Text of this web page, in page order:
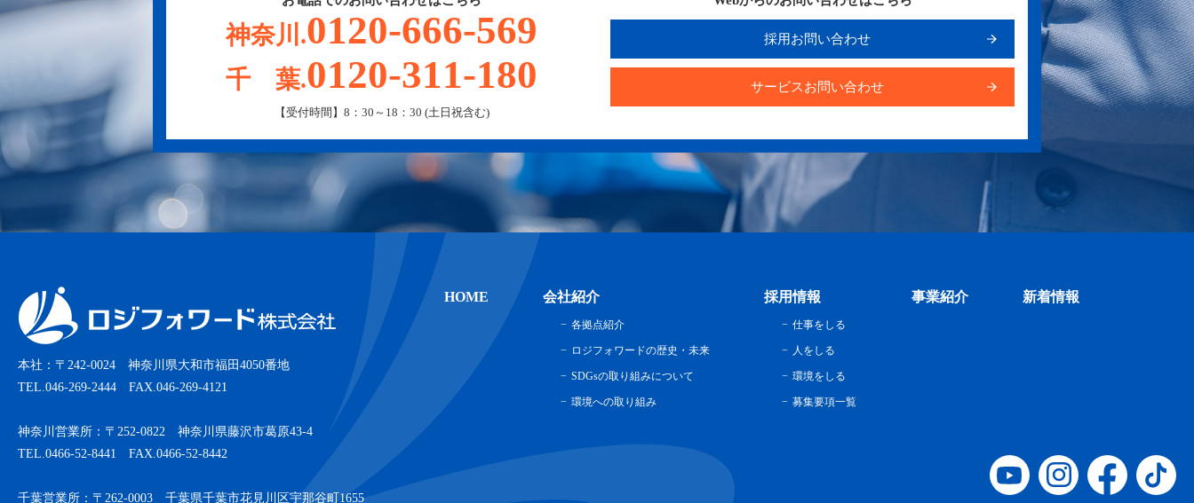
神奈川.0120-666-569
千 葉.0120-311-180
【受付時間】8：30～18：30 (土日祝含む)
採用お問い合わせ
サービスお問い合わせ
本社：〒242-0024 神奈川県大和市福田4050番地
TEL.046-269-2444 FAX.046-269-4121
神奈川営業所：〒252-0822 神奈川県藤沢市葛原43-4
TEL.0466-52-8441 FAX.0466-52-8442
千葉営業所：〒262-0003 千葉県千葉市花見川区宇那谷町1655
HOME 会社紹介
各拠点紹介
ロジフォワードの歴史・未来
SDGsの取り組みについて
環境への取り組み
採用情報
仕事をしる
人をしる
環境をしる
募集要項一覧
事業紹介 新着情報